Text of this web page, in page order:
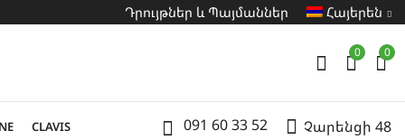
Դրույթներ և Պայմաններ Հայերեն
0 0
CLAVIS 091 60 33 52 Չարենցի 48